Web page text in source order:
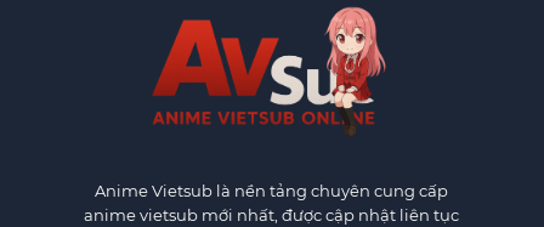
Anime Vietsub là nền tảng chuyên cung cấp
anime vietsub mới nhất, được cập nhật liên tục